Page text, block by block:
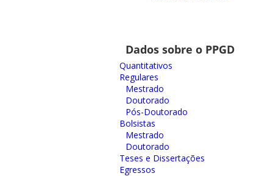
Dados sobre o PPGD
Quantitativos
Regulares
Mestrado
Doutorado
Pós-Doutorado
Bolsistas
Mestrado
Doutorado
Teses e Dissertações
Egressos